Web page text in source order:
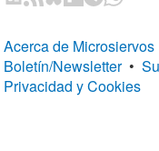
Acerca de Microsiervos
Boletín/Newsletter •
Privacidad y Cookies